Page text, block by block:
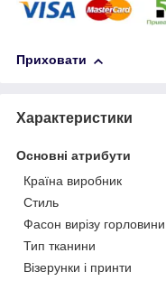
Приховати
Характеристики
Основні атрибути
Країна виробник
Стиль
Фасон вирізу горловини
Тип тканини
Візерунки і принти